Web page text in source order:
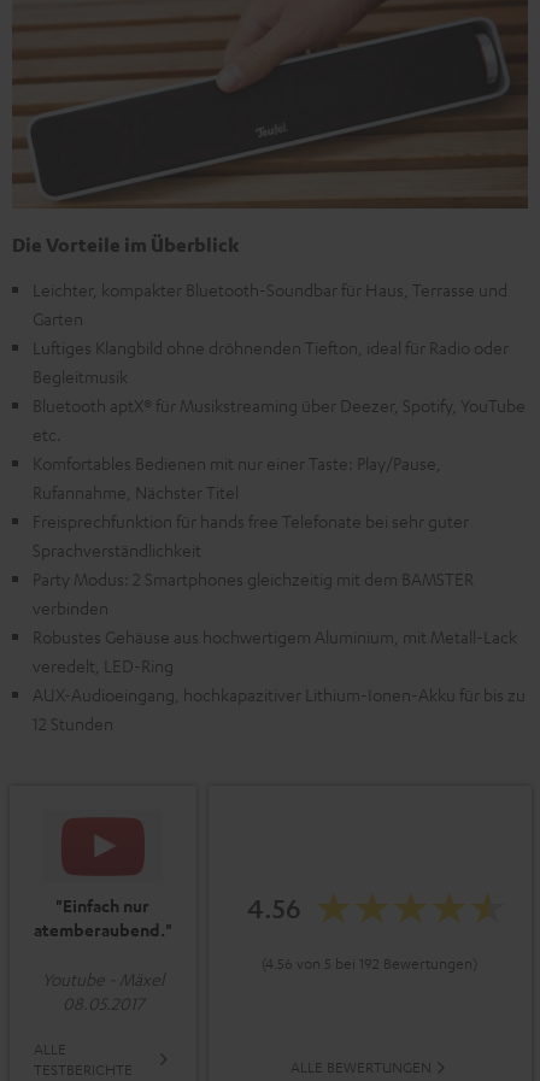
Die Vorteile im Überblick
Leichter, kompakter Bluetooth-Soundbar für Haus, Terrasse und
Garten
Luftiges Klangbild ohne dröhnenden Tiefton, ideal für Radio oder
Begleitmusik
Bluetooth aptX® für Musikstreaming über Deezer, Spotify, YouTube
etc.
Komfortables Bedienen mit nur einer Taste: Play/Pause,
Rufannahme, Nächster Titel
Freisprechfunktion für hands free Telefonate bei sehr guter
Sprachverständlichkeit
Party Modus: 2 Smartphones gleichzeitig mit dem BAMSTER
verbinden
Robustes Gehäuse aus hochwertigem Aluminium, mit Metall-Lack
veredelt, LED-Ring
AUX-Audioeingang, hochkapazitiver Lithium-Ionen-Akku für bis zu
12 Stunden
"Einfach nur
atemberaubend."
Youtube - Mäxel
08.05.2017
ALLE
TESTBERICHTE
4.56
(4.56 von 5 bei 192 Bewertungen)
ALLE BEWERTUNGEN